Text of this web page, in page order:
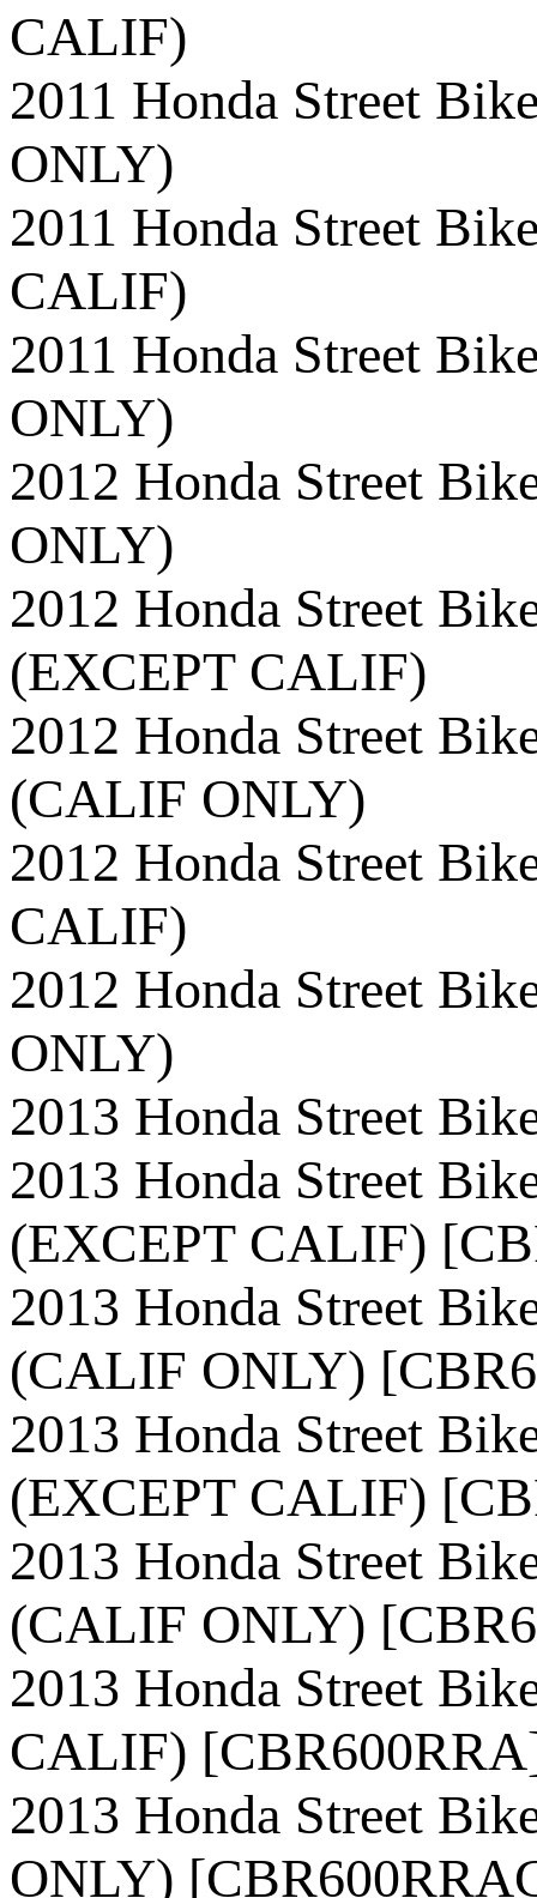
CALIF)
2011 Honda Street
ONLY)
2011 Honda Street
CALIF)
2011 Honda Street
ONLY)
2012 Honda Street
ONLY)
2012 Honda Street
(EXCEPT CALIF)
2012 Honda Street
(CALIF ONLY)
2012 Honda Street
CALIF)
2012 Honda Street
ONLY)
2013 Honda Street
2013 Honda Street
(EXCEPT CALIF)
2013 Honda Street
(CALIF ONLY)
2013 Honda Street
(EXCEPT CALIF)
2013 Honda Street
(CALIF ONLY)
2013 Honda Street
CALIF)
2013 Honda Street
ONLY)